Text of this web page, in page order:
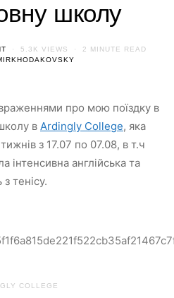
школу
5.3K VIEWS
2 MINUTE READ
про мою поїздку в
в Ardingly College, яка
з 17.07 по 07.08, в т.ч
англійська та
тенісу.
COLLEGE